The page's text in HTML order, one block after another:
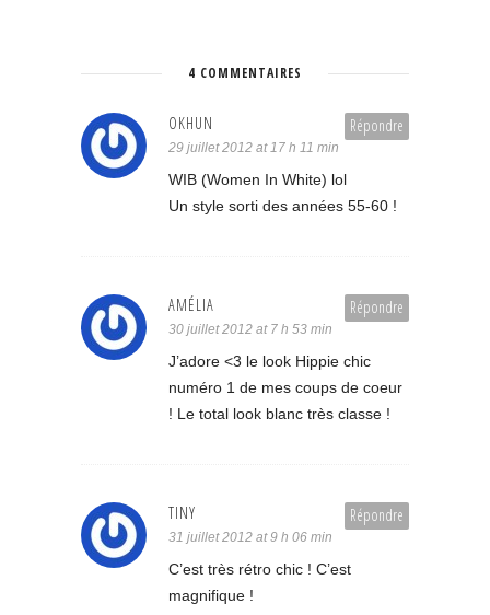
4 COMMENTAIRES
Répondre
OKHUN
29 juillet 2012 at 17 h 11 min
WIB (Women In White) lol
Un style sorti des années 55-60 !
Répondre
AMÉLIA
30 juillet 2012 at 7 h 53 min
J’adore <3 le look Hippie chic
numéro 1 de mes coups de coeur
! Le total look blanc très classe !
Répondre
TINY
31 juillet 2012 at 9 h 06 min
C’est très rétro chic ! C’est
magnifique !